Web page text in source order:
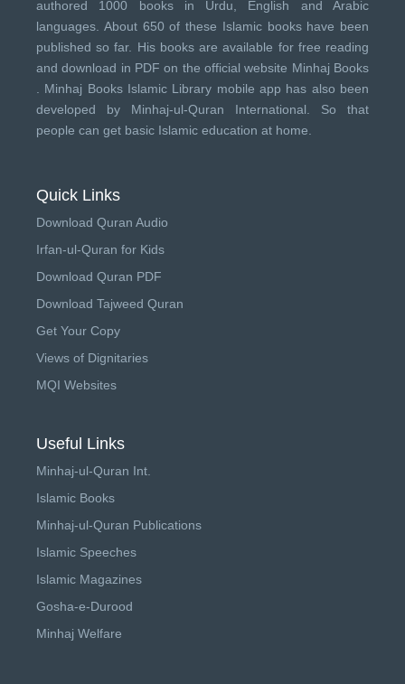
authored 1000 books in Urdu, English and Arabic
languages. About 650 of these Islamic books have been
published so far. His books are available for free reading
and download in PDF on the official website Minhaj Books
Minhaj Books Islamic Library mobile app has also been
developed by Minhaj-ul-Quran International . So that
people can get basic Islamic education at home.
Quick Links
Download Quran Audio
Irfan-ul-Quran for Kids
Download Quran PDF
Download Tajweed Quran
Get Your Copy
Views of Dignitaries
MQI Websites
Useful Links
Minhaj-ul-Quran Int.
Islamic Books
Minhaj-ul-Quran Publications
Islamic Speeches
Islamic Magazines
Gosha-e-Durood
Minhaj Welfare